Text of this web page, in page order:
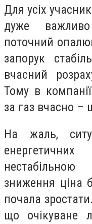
Для усіх
дуже важливо
поточний
запорук
вчасний
Тому в
за газ вчасно –
На жаль,
зниження ціна
почала
що очікуване